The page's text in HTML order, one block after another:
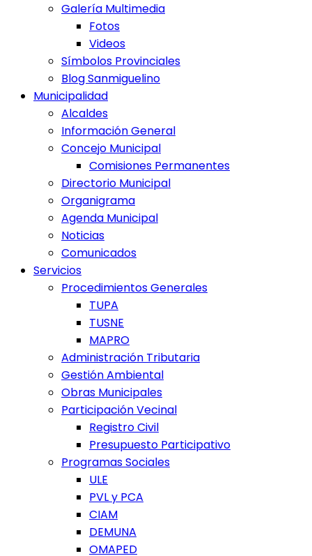
Galería Multimedia
Fotos
Videos
Símbolos Provinciales
Blog Sanmiguelino
Municipalidad
Alcaldes
Información General
Concejo Municipal
Comisiones Permanentes
Directorio Municipal
Organigrama
Agenda Municipal
Noticias
Comunicados
Servicios
Procedimientos Generales
TUPA
TUSNE
MAPRO
Administración Tributaria
Gestión Ambiental
Obras Municipales
Participación Vecinal
Registro Civil
Presupuesto Participativo
Programas Sociales
ULE
PVL y PCA
CIAM
DEMUNA
OMAPED